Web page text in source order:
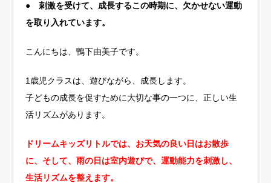
●刺激を受けて、成長するこの時期に、欠かせない運動
を取り入れています。
こんにちは、鴨下由美子です。
1歳児クラスは、遊びながら、成長します。
子どもの成長を促すために大切な事の一つに、正しい生
活リズムがあります。
ドリームキッズリトルでは、お天気の良い日はお散歩
に、そして、雨の日は室内遊びで、運動能力を刺激し、
生活リズムを整えます。